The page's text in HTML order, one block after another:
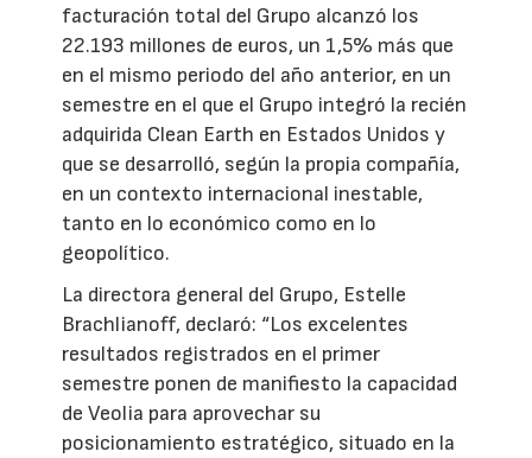
facturación total del Grupo alcanzó los
22.193 millones de euros, un 1,5% más que
en el mismo periodo del año anterior, en un
semestre en el que el Grupo integró la recién
adquirida Clean Earth en Estados Unidos y
que se desarrolló, según la propia compañía,
en un contexto internacional inestable,
tanto en lo económico como en lo
geopolítico.
La directora general del Grupo, Estelle
Brachlianoff, declaró: “Los excelentes
resultados registrados en el primer
semestre ponen de manifiesto la capacidad
de Veolia para aprovechar su
posicionamiento estratégico, situado en la